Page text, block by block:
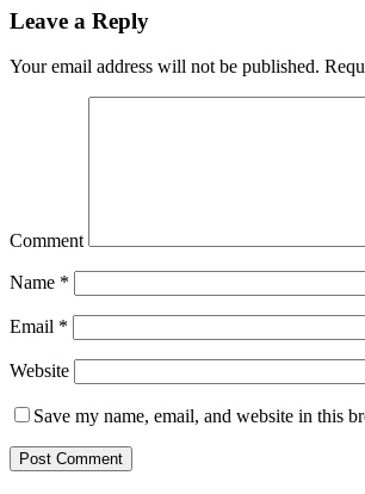
Leave a Reply
Your email address will not be published.
Comment
Name *
Email *
Website
Save my name, email, and website in this